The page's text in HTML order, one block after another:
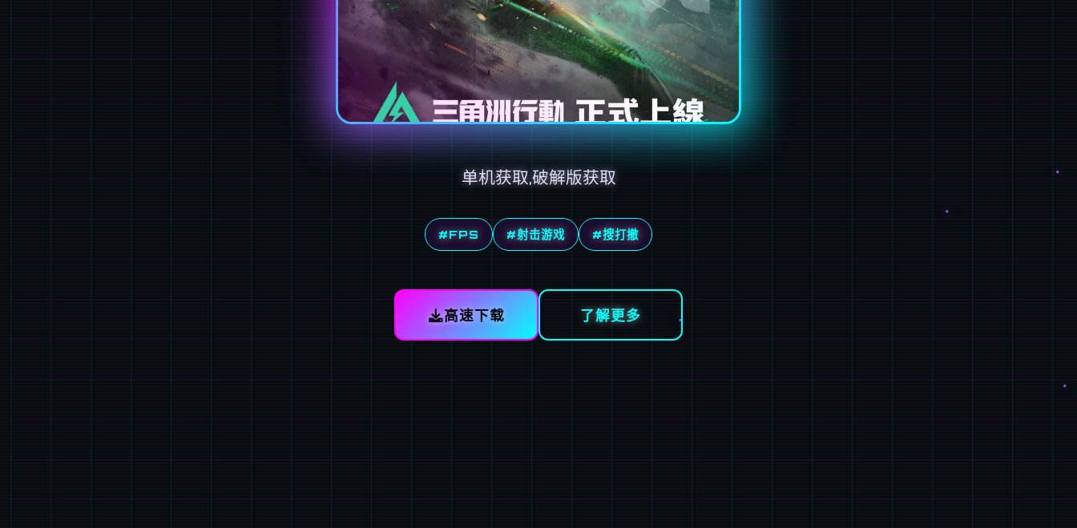
单机获取,破解版获取
#FPS #射击游戏 #搜打撤
高速下载 了解更多